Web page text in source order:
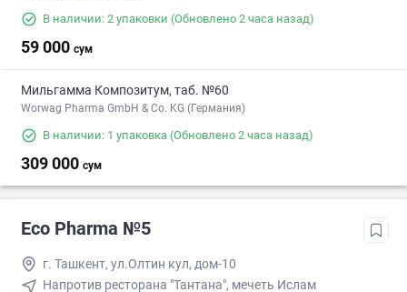
В наличии: 2 упаковки (Обновлено 2 часа назад)
59 000 сум
Мильгамма Композитум, таб. №60
Worwag Pharma GmbH & Co. KG (Германия)
В наличии: 1 упаковка (Обновлено 2 часа назад)
309 000 сум
Eco Pharma №5
г. Ташкент, ул.Олтин кул, дом-10
Напротив ресторана "Тантана", мечеть Ислам